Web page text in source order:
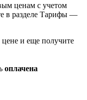
ценам с учетом
в разделе Тарифы —
и еще получите
оплачена